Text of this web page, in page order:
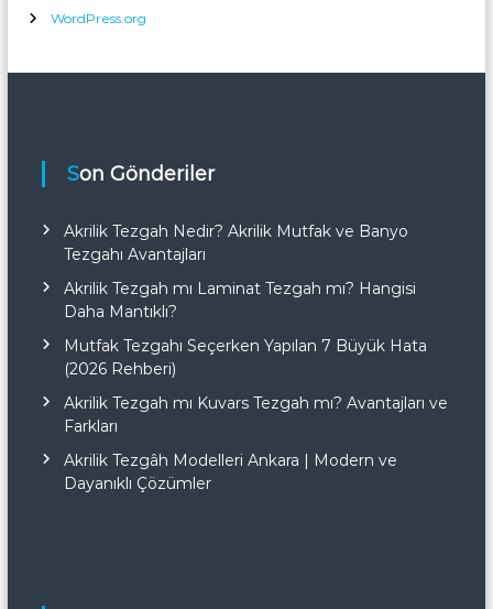
WordPress.org
Son Gönderiler
Akrilik Tezgah Nedir? Akrilik Mutfak ve Banyo
Tezgahı Avantajları
Akrilik Tezgah mı Laminat Tezgah mı? Hangisi
Daha Mantıklı?
Mutfak Tezgahı Seçerken Yapılan 7 Büyük Hata
(2026 Rehberi)
Akrilik Tezgah mı Kuvars Tezgah mı? Avantajları ve
Farkları
Akrilik Tezgâh Modelleri Ankara | Modern ve
Dayanıklı Çözümler